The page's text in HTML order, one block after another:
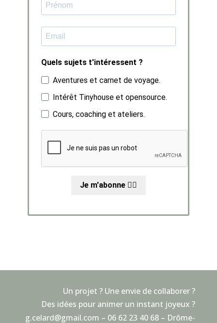
Quels sujets t'intéressent ?
Aventures et carnet de voyage.
Intérêt Tinyhouse et opensource.
Cours, coaching et ateliers.
Je m'abonne ✌🏼
Un projet ? Une envie de collaborer ?
Des idées pour animer un instant joyeux ?
g.celard@gmail.com – 06 62 23 40 68 – Drôme-